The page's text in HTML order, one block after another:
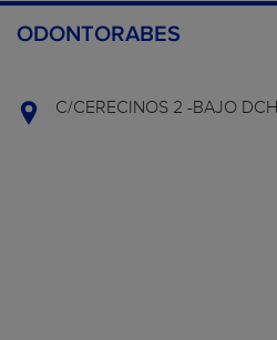
ODONTORABES
C/CERECINOS 2 -BAJO